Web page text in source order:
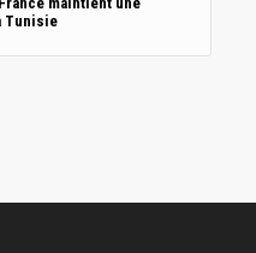
Tunisie